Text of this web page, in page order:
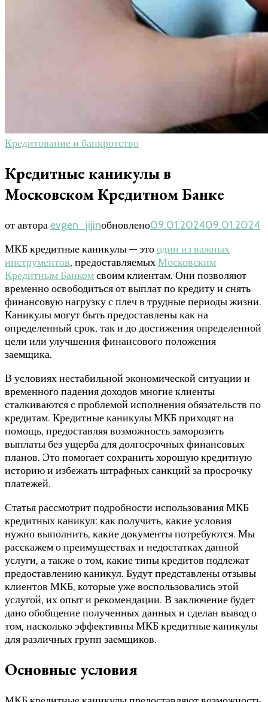
Кредитование и банкротство
Кредитные каникулы в
Московском Кредитном Банке
от автораevgen_jijinобновлено09.01.202409.01.2024
МКБ кредитные каникулы — этоодин из важных
инструментов, предоставляемыхМосковским
Кредитным Банкомсвоим клиентам. Они позволяют
временно освободиться от выплат по кредиту и снять
финансовую нагрузку с плеч в трудные периоды жизни.
Каникулы могут быть предоставлены как на
определенный срок, так и до достижения определенной
цели или улучшения финансового положения
заемщика.
В условиях нестабильной экономической ситуации и
временного падения доходов многие клиенты
сталкиваются с проблемой исполнения обязательств по
кредитам. Кредитные каникулы МКБ приходят на
помощь, предоставляя возможность заморозить
выплаты без ущерба для долгосрочных финансовых
планов. Это помогает сохранить хорошую кредитную
историю и избежать штрафных санкций за просрочку
платежей.
Статья рассмотрит подробности использования МКБ
кредитных каникул: как получить, какие условия
нужно выполнить, какие документы потребуются. Мы
расскажем о преимуществах и недостатках данной
услуги, а также о том, какие типы кредитов подлежат
предоставлению каникул. Будут представлены отзывы
клиентов МКБ, которые уже воспользовались этой
услугой, их опыт и рекомендации. В заключение будет
дано обобщение полученных данных и сделан вывод о
том, насколько эффективны МКБ кредитные каникулы
для различных групп заемщиков.
Основные условия